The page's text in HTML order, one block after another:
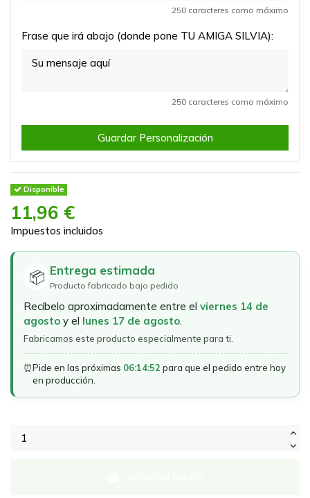
250 caracteres como máximo
Frase que irá abajo (donde pone TU AMIGA SILVIA):
250 caracteres como máximo
Guardar Personalización
Disponible
11,96 €
Impuestos incluidos
📦 Entrega estimada
Producto fabricado bajo pedido
Recíbelo aproximadamente entre el viernes 14 de
agosto y el lunes 17 de agosto.
Fabricamos este producto especialmente para ti.
⏰Pide en las próximas 06:14:52 para que el pedido entre hoy
en producción.